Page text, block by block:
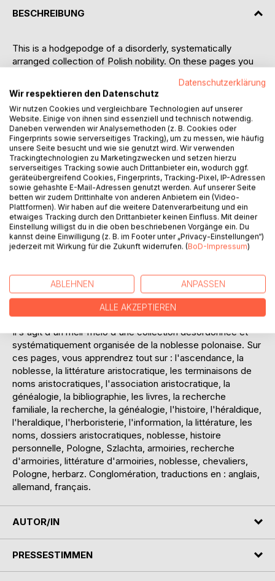
BESCHREIBUNG
This is a hodgepodge of a disorderly, systematically
arranged collection of Polish nobility. On these pages you
literature, aristocratic name endings, aristocratic
association, genealogy, bibliography, books, family
research, research, genealogy, history, heraldry, heraldry,
herbalism, information, literature, names, aristocratic files,
nobility, personal history, Poland, Szlachta, coat of arms,
coat of arms research, coat of arms literature, nobility,
knights, Poland, herbarz. Conglomeration, translations into:
English, German, French.
Dies ist ein Sammelsurium einer ungeordneten,
systematisch geordneten Sammlung des polnischen Adels.
Auf diesen Seiten erfahren Sie alles über: Abstammung,
Adel, Adelsliteratur, Adelsnamenendungen, Adelsverband,
Genealogie, Bibliographie, Bücher, Familienforschung,
Forschung, Genealogie, Geschichte, Heraldik, Heraldik,
Adelsakten, Adel, Personengeschichte, Polen, Szlachta,
Wappen, Wappenforschung, Wappenliteratur, Adel, Ritter,
Polen, Herbarz. Sammelsurium, Übersetzungen in:
Englisch, Deutsch, Französisch.
Il s'agit d'un méli-mélo d'une collection désordonnée et
systématiquement organisée de la noblesse polonaise. Sur
ces pages, vous apprendrez tout sur : l'ascendance, la
noblesse, la littérature aristocratique, les terminaisons de
noms aristocratiques, l'association aristocratique, la
généalogie, la bibliographie, les livres, la recherche
familiale, la recherche, la généalogie, l'histoire, l'héraldique,
l'heraldique, l'herboristerie, l'information, la littérature, les
noms, dossiers aristocratiques, noblesse, histoire
personnelle, Pologne, Szlachta, armoiries, recherche
d'armoiries, littérature d'armoiries, noblesse, chevaliers,
Pologne, herbarz. Conglomération, traductions en : anglais,
allemand, français.
AUTOR/IN
PRESSESTIMMEN
Datenschutzerklärung
Wir respektieren den Datenschutz
Wir nutzen Cookies und vergleichbare Technologien auf unserer
Website. Einige von ihnen sind essenziell und technisch notwendig.
Daneben verwenden wir Analysemethoden (z. B. Cookies oder
Fingerprints sowie serverseitiges Tracking), um zu messen, wie häufig
unsere Seite besucht und wie sie genutzt wird. Wir verwenden
Trackingtechnologien zu Marketingzwecken und setzen hierzu
serverseitiges Tracking sowie auch Drittanbieter ein, wodurch ggf.
geräteübergreifend Cookies, Fingerprints, Tracking-Pixel, IP-Adressen
sowie gehashte E-Mail-Adressen genutzt werden. Auf unserer Seite
betten wir zudem Drittinhalte von anderen Anbietern ein (Video-
Plattformen). Wir haben auf die weitere Datenverarbeitung und ein
etwaiges Tracking durch den Drittanbieter keinen Einfluss. Mit deiner
Einstellung willigst du in die oben beschriebenen Vorgänge ein. Du
kannst deine Einwilligung (z. B. im Footer unter „Privacy-Einstellungen“)
jederzeit mit Wirkung für die Zukunft widerrufen. (BoD-Impressum)
ABLEHNEN ANPASSEN
ALLE AKZEPTIEREN